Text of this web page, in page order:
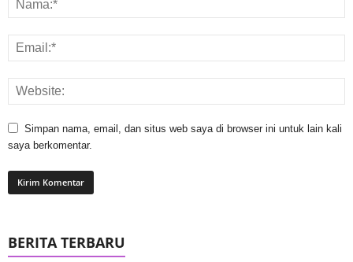
Simpan nama, email, dan situs web saya di browser ini untuk lain kali
saya berkomentar.
BERITA TERBARU